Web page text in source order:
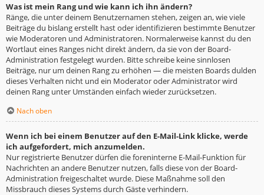
Was ist mein Rang und wie kann ich ihn ändern?
Ränge, die unter deinem Benutzernamen stehen, zeigen an, wie viele
Beiträge du bislang erstellt hast oder identifizieren bestimmte Benutzer
wie Moderatoren und Administratoren. Normalerweise kannst du den
Wortlaut eines Ranges nicht direkt ändern, da sie von der Board-
Administration festgelegt wurden. Bitte schreibe keine sinnlosen
Beiträge, nur um deinen Rang zu erhöhen — die meisten Boards dulden
dieses Verhalten nicht und ein Moderator oder Administrator wird
deinen Rang unter Umständen einfach wieder zurücksetzen.
Nach oben
Wenn ich bei einem Benutzer auf den E-Mail-Link klicke, werde
ich aufgefordert, mich anzumelden.
Nur registrierte Benutzer dürfen die foreninterne E-Mail-Funktion für
Nachrichten an andere Benutzer nutzen, falls diese von der Board-
Administration freigeschaltet wurde. Diese Maßnahme soll den
Missbrauch dieses Systems durch Gäste verhindern.